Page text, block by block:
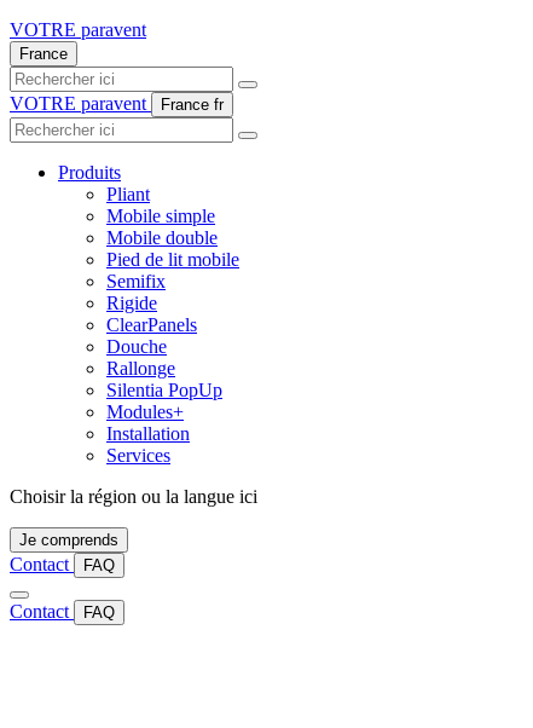
VOTRE paravent
France
Search
here
VOTRE paravent France fr
Search
here
Produits
Pliant
Mobile simple
Mobile double
Pied de lit mobile
Semifix
Rigide
ClearPanels
Douche
Rallonge
Silentia PopUp
Modules+
Installation
Services
Choisir la région ou la langue ici
Je comprends
Contact FAQ
Contact FAQ